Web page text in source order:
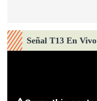
Señal T13 En Vivo